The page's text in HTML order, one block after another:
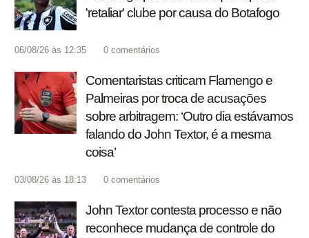
'retaliar' clube por causa do Botafogo
06/08/26 às 12:35 0 comentários
Comentaristas criticam Flamengo e
Palmeiras por troca de acusações
sobre arbitragem: ‘Outro dia estávamos
falando do John Textor, é a mesma
coisa’
03/08/26 às 18:13 0 comentários
John Textor contesta processo e não
reconhece mudança de controle do